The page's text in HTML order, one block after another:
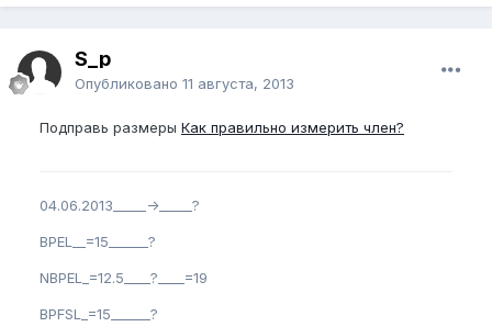
S_p
Опубликовано 11 августа, 2013
Подправь размеры Как правильно измерить член?
04.06.2013_____->_____?
BPEL__=15______?
NBPEL_=12.5____?____=19
BPFSL_=15______?